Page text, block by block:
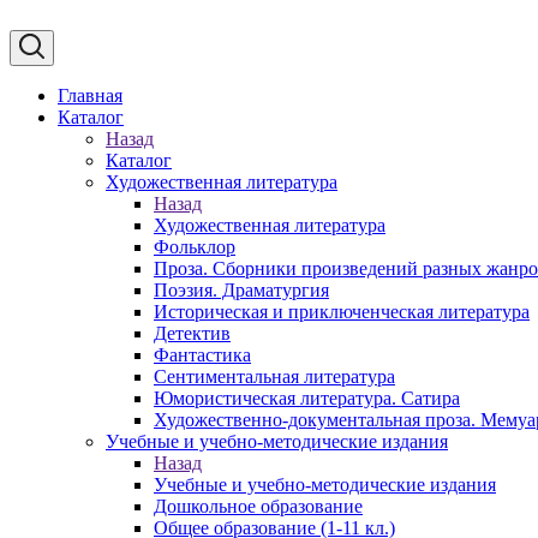
Главная
Каталог
Назад
Каталог
Художественная литература
Назад
Художественная литература
Фольклор
Проза. Сборники произведений разных
Поэзия. Драматургия
Историческая и приключенческая литература
Детектив
Фантастика
Сентиментальная литература
Юмористическая литература. Сатира
Художественно-документальная проза.
Учебные и учебно-методические издания
Назад
Учебные и учебно-методические издания
Дошкольное образование
Общее образование (1-11 кл.)